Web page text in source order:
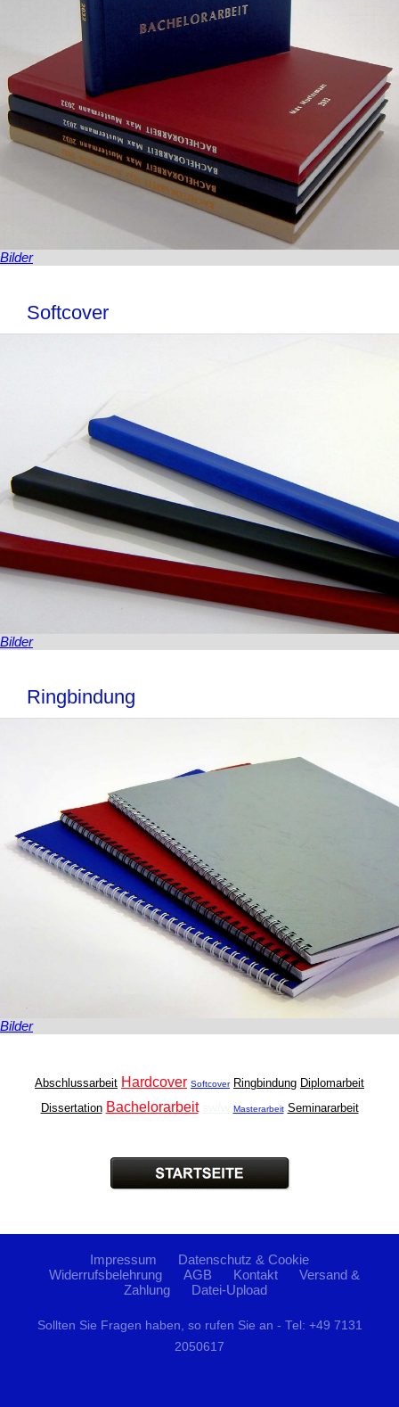
Bilder
Softcover
Bilder
Ringbindung
Bilder
Abschlussarbeit Hardcover Softcover Ringbindung Diplomarbeit
Dissertation Bachelorarbeit Masterarbeit Seminararbeit
Impressum
Datenschutz & Cookie
Widerrufsbelehrung
AGB Kontakt
Versand &
Zahlung
Datei-Upload
Sollten Sie Fragen haben, so rufen Sie an - Tel: +49 7131
2050617